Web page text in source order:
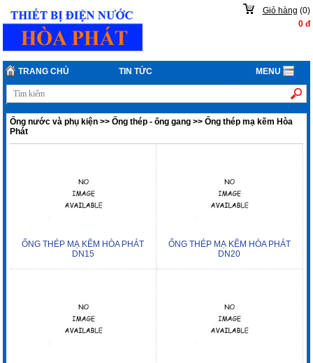
Giỏ hàng (0)
0đ
TRANG CHỦ TIN TỨC MENU
Ống nước và phụ kiện >>Ống thép - ống gang >>Ống thép mạ kẽm Hòa
Phát
ỐNG THÉP MẠ KẼM HÒA PHÁT
DN15
ỐNG THÉP MẠ KẼM HÒA PHÁT
DN20